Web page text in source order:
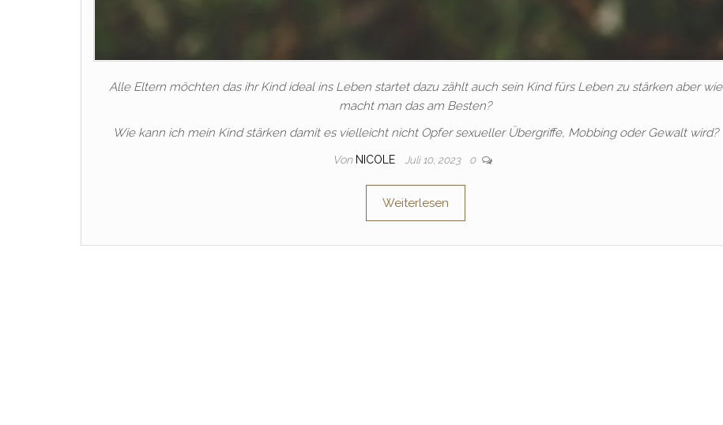
Alle Eltern möchten das ihr Kind ideal ins Leben startet dazu zählt auch sein Kind fürs Leben zu stärken aber wie
macht man das am Besten?
Wie kann ich mein Kind stärken damit es vielleicht nicht Opfer sexueller Übergriffe, Mobbing oder Gewalt wird?
Von NICOLE Juli 10, 2023 0
Weiterlesen